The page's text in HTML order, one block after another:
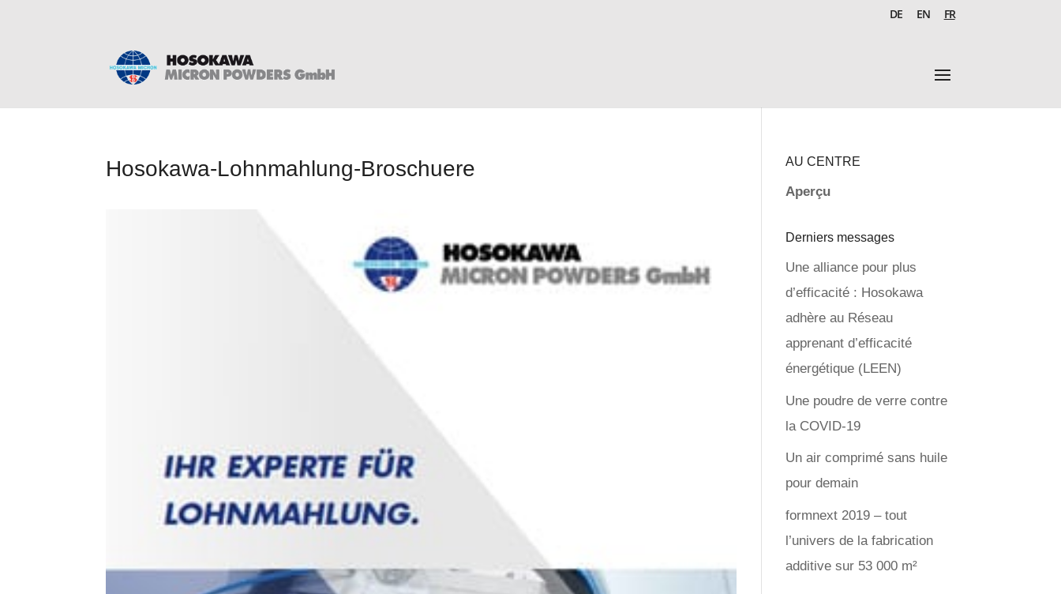
DE EN FR
Hosokawa-Lohnmahlung-Broschuere AU CENTRE
Aperçu
Derniers messages
Une alliance pour plus
d’efficacité : Hosokawa
adhère au Réseau
apprenant d’efficacité
énergétique (LEEN)
Une poudre de verre contre
la COVID-19
Un air comprimé sans huile
pour demain
formnext 2019 – tout
l’univers de la fabrication
additive sur 53 000 m²